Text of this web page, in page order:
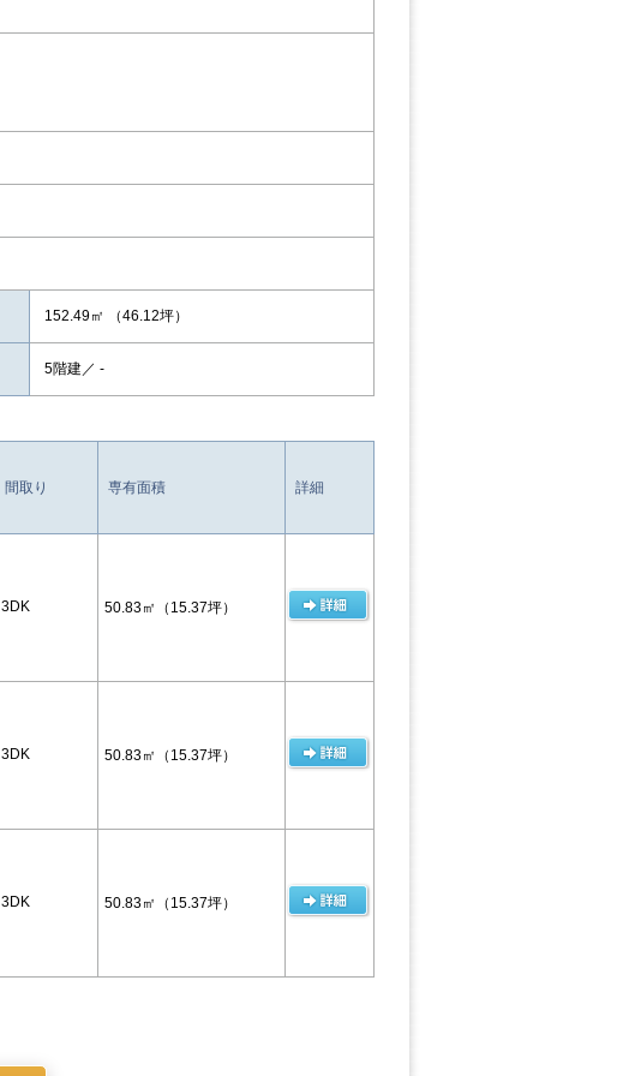
152.49㎡ （46.12坪）
5階建／ -
間取り 専有面積 詳細
3DK 50.83㎡ （15.37坪）
3DK 50.83㎡ （15.37坪）
3DK 50.83㎡ （15.37坪）